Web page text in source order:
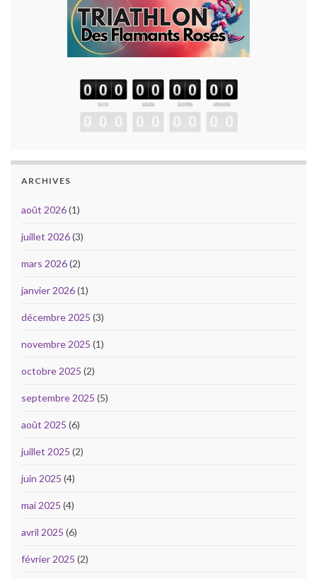
ARCHIVES
août 2026(1)
juillet 2026(3)
mars 2026(2)
janvier 2026(1)
décembre 2025 (3)
novembre 2025 (1)
octobre 2025 (2)
septembre 2025 (5)
août 2025 (6)
juillet 2025 (2)
juin 2025 (4)
mai 2025 (4)
avril 2025 (6)
février 2025 (2)